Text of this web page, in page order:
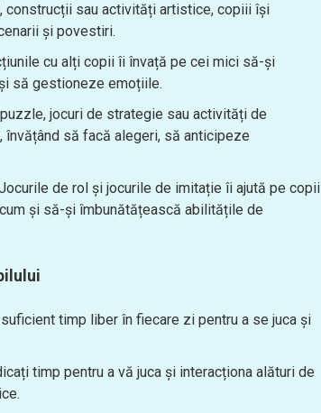
construcții sau activități artistice, copiii își
și povestiri.
cu alți copii îi învață pe cei mici să-și
să gestioneze emoțiile.
jocuri de strategie sau activități de
să facă alegeri, să anticipeze
de rol și jocurile de imitație îi ajută pe copii
și să-și îmbunătățească abilitățile de
timp liber în fiecare zi pentru a se juca și
timp pentru a vă juca și interacționa alături de